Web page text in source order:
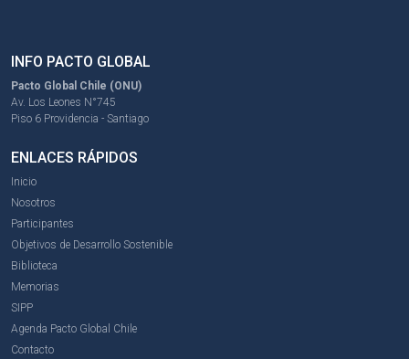
INFO PACTO GLOBAL
Pacto Global Chile (ONU)
Av. Los Leones N°745
Piso 6 Providencia - Santiago
ENLACES RÁPIDOS
Inicio
Nosotros
Participantes
Objetivos de Desarrollo Sostenible
Biblioteca
Memorias
SIPP
Agenda Pacto Global Chile
Contacto